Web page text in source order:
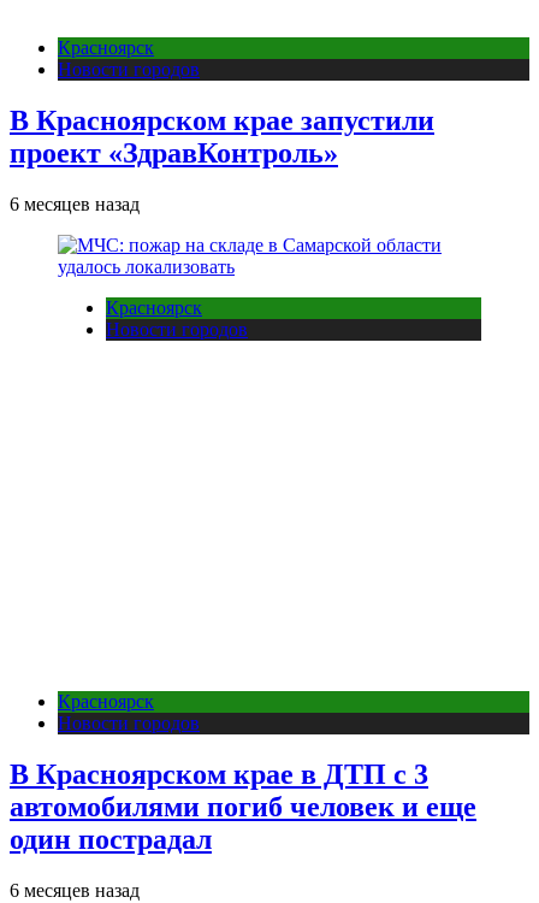
Красноярск
Новости городов
В Красноярском крае запустили
проект «ЗдравКонтроль»
6 месяцев назад
Красноярск
Новости городов
Красноярск
Новости городов
В Красноярском крае в ДТП с 3
автомобилями погиб человек и еще
один пострадал
6 месяцев назад